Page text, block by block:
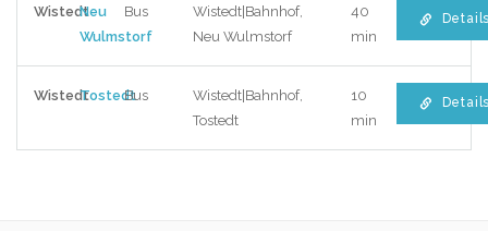
WistedtNeu
Wulmstorf
Bus
Wistedt|Bahnhof,
Neu Wulmstorf
40
min
WistedtTostedtBus
Wistedt|Bahnhof,
Tostedt
10
min